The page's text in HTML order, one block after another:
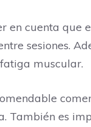
en cuenta que
sesiones.
muscular.
También es